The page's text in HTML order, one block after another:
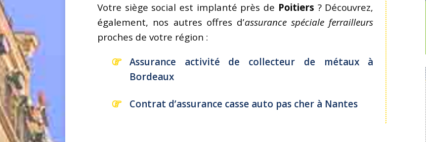
Votre siège social est implanté près de Poitiers ? Découvrez,
également, nos autres offres d’assurance spéciale ferrailleurs
proches de votre région :
Assurance activité de collecteur de métaux à
Bordeaux
Contrat d’assurance casse auto pas cher à Nantes